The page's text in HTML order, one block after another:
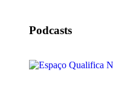
Podcasts